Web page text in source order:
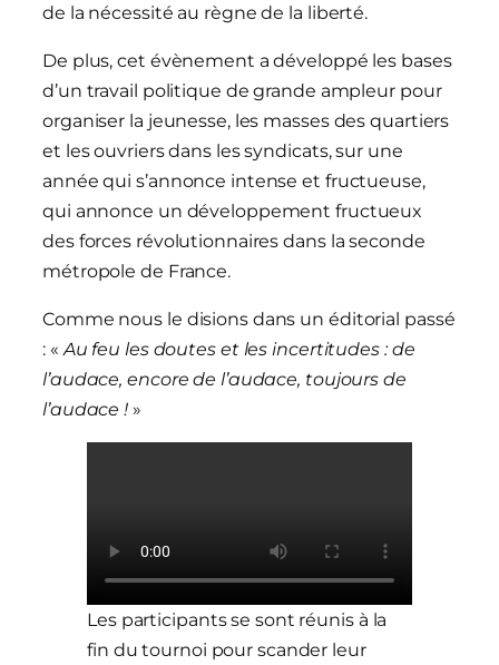
de la nécessité au règne de la liberté.
De plus, cet évènement a développé les bases
d’un travail politique de grande ampleur pour
organiser la jeunesse, les masses des quartiers
et les ouvriers dans les syndicats, sur une
année qui s’annonce intense et fructueuse,
qui annonce un développement fructueux
des forces révolutionnaires dans la seconde
métropole de France.
Comme nous le disions dans un éditorial passé
: «Au feu les doutes et les incertitudes : de
l’audace, encore de l’audace, toujours de
l’audace ! »
Les participants se sont réunis à la
fin du tournoi pour scander leur